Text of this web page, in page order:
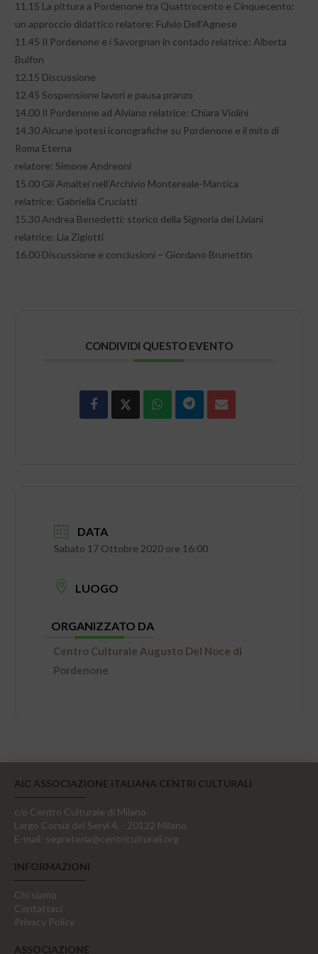
11.15 La pittura a Pordenone tra Quattrocento e Cinquecento:
un approccio didattico relatore: Fulvio Dell’Agnese
11.45 Il Pordenone e i Savorgnan in contado relatrice: Alberta
Bulfon
12.15 Discussione
12.45 Sospensione lavori e pausa pranzo
14.00 Il Pordenone ad Alviano relatrice: Chiara Violini
14.30 Alcune ipotesi iconografiche su Pordenone e il mito di
Roma Eterna
relatore: Simone Andreoni
15.00 Gli Amaltei nell’Archivio Montereale-Mantica
relatrice: Gabriella Cruciatti
15.30 Andrea Benedetti: storico della Signoria dei Liviani
relatrice: Lia Zigiotti
16.00 Discussione e conclusioni – Giordano Brunettin
CONDIVIDI QUESTO EVENTO
DATA
Sabato 17 Ottobre 2020 ore 16:00
LUOGO
ORGANIZZATO DA
Centro Culturale Augusto Del Noce di
Pordenone
AIC ASSOCIAZIONE ITALIANA CENTRI CULTURALI
c/o Centro Culturale di Milano
Largo Corsia dei Servi 4, - 20122 Milano
E-mail: segreteria@centriculturali.org
INFORMAZIONI
Chi siamo
Contattaci
Privacy Policy
ASSOCIAZIONE